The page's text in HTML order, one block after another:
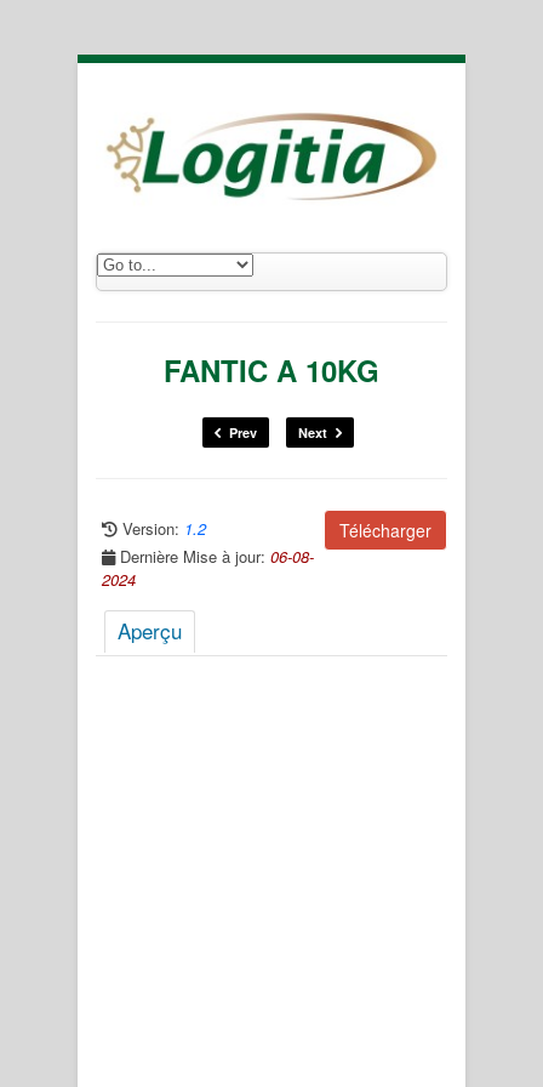
FANTIC A 10KG
Prev Next
Télécharger
Version: 1.2
Dernière Mise à jour: 06-08-
2024
Aperçu